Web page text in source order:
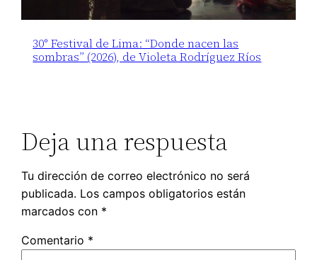
30° Festival de Lima: “Donde nacen las
sombras” (2026), de Violeta Rodríguez Ríos
Deja una respuesta
Tu dirección de correo electrónico no será
publicada. Los campos obligatorios están
marcados con *
Comentario *